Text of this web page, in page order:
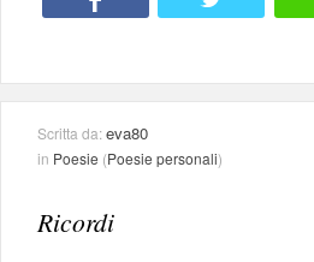
Scritta da:eva80
in Poesie (Poesie personali)
Ricordi